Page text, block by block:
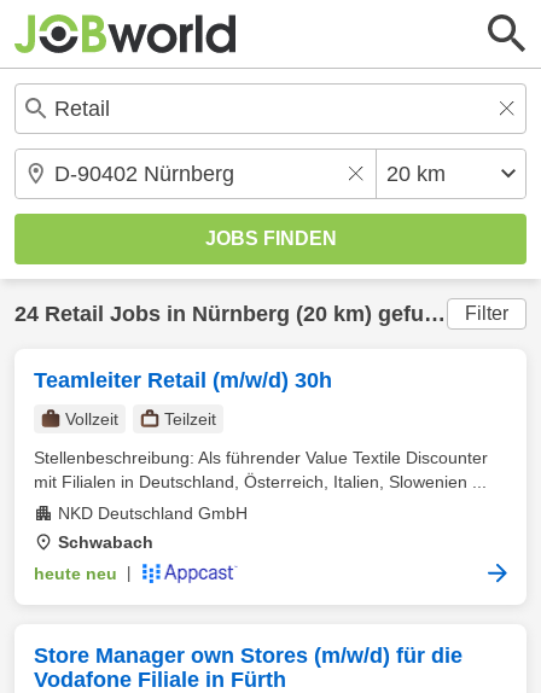
24 Retail Jobs in Nürnberg (20 km) gefunden Filter
Teamleiter Retail (m/w/d) 30h
Vollzeit
Teilzeit
Stellenbeschreibung: Als führender Value Textile Discounter
mit Filialen in Deutschland, Österreich, Italien, Slowenien ...
NKD Deutschland GmbH
Schwabach
heute neu
Store Manager own Stores (m/w/d) für die
Vodafone Filiale in Fürth